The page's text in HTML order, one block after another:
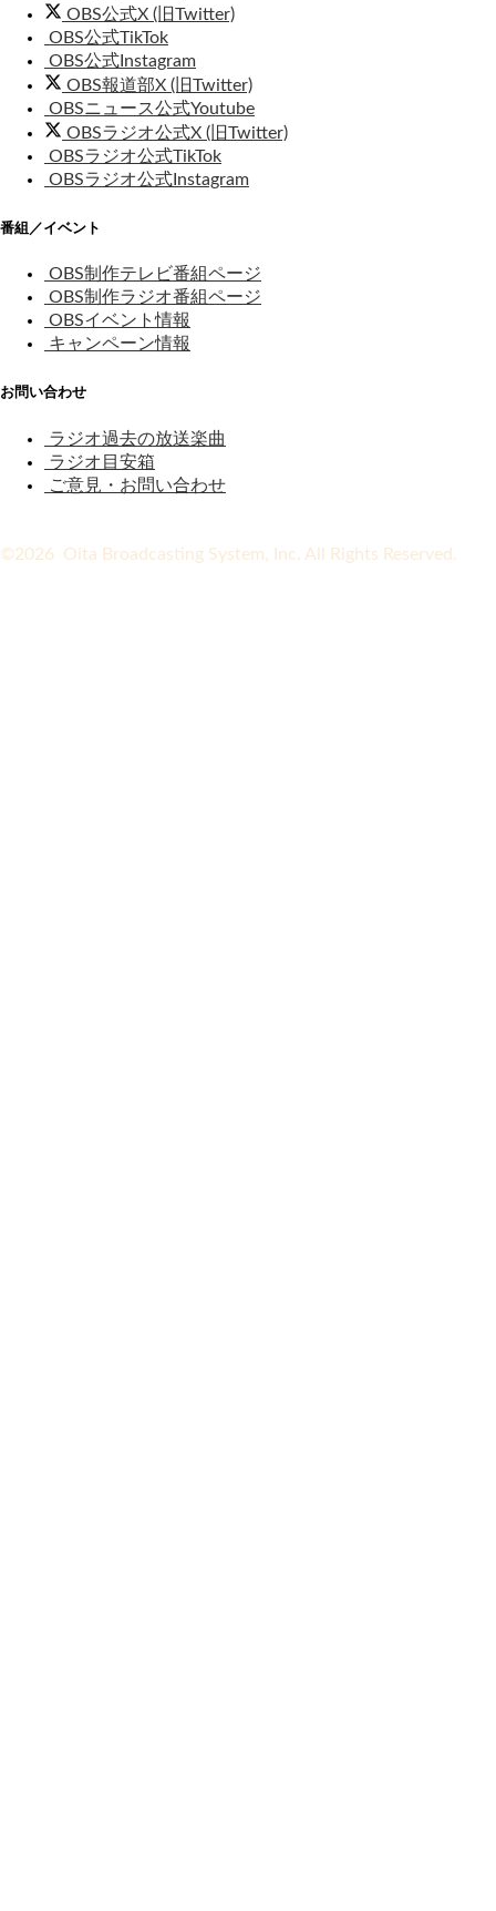
OBS公式X (旧Twitter)
OBS公式TikTok
OBS公式Instagram
OBS報道部X (旧Twitter)
OBSニュース公式Youtube
OBSラジオ公式X (旧Twitter)
OBSラジオ公式TikTok
OBSラジオ公式Instagram
番組／イベント
OBS制作テレビ番組ページ
OBS制作ラジオ番組ページ
OBSイベント情報
キャンペーン情報
お問い合わせ
ラジオ過去の放送楽曲
ラジオ目安箱
ご意見・お問い合わせ
©2026 Oita Broadcasting System, Inc. All Rights Reserved.